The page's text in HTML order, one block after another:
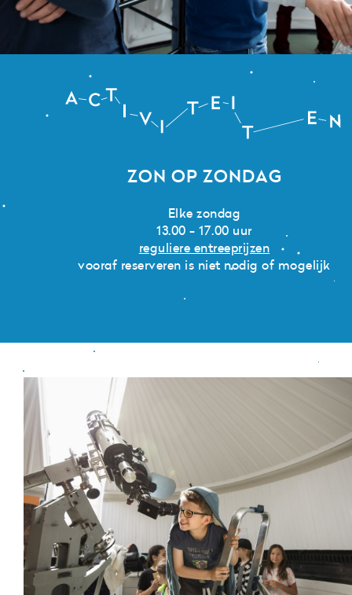
Zoeken
Zonnenburg 2
3512 NL Utrecht
Activiteiten
ZON OP ZONDAG
Elke zondag
13.00 - 17.00 uur
reguliere entreeprijzen
vooraf reserveren is niet nodig of mogelijk